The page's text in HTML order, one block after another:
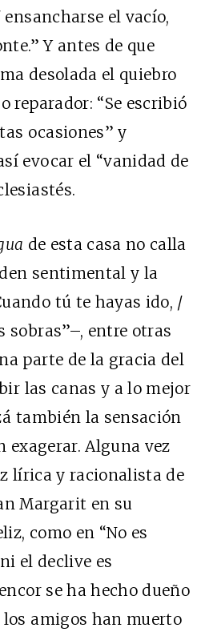
ensancharse el vacío,
Y antes de que
desolada el quiebro
reparador: “Se escribió
ocasiones” y
evocar el “vanidad de
de esta casa no calla
sentimental y la
tú te hayas ido, /
sobras”–, entre otras
parte de la gracia del
las canas y a lo mejor
también la sensación
exagerar. Alguna vez
lírica y racionalista de
Margarit en su
como en “No es
el declive es
se ha hecho dueño
amigos han muerto